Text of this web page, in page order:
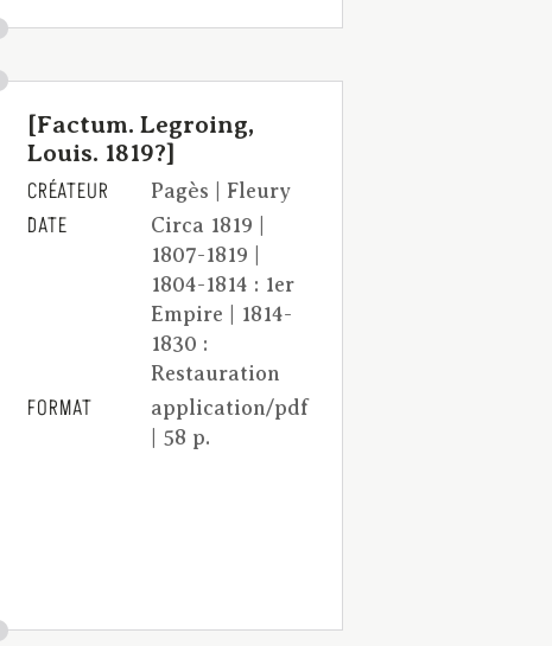
[Factum. Legroing,
Louis. 1819?]
CRÉATEUR Pagès | Fleury
DATE
Circa 1819 |
1807-1819 |
1804-1814 : 1er
Empire | 1814-
1830 :
Restauration
FORMAT
application/pdf
| 58 p.